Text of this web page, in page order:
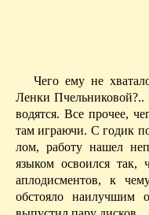
Чего ему не
Ленки Пчельниковой?..
водятся. Все прочее,
там иг­раю­чи. С годик
лом, ра­бо­ту нашел
языком ос­во­­ил­­ся
аплодисментов, к
обстояло наилучшим